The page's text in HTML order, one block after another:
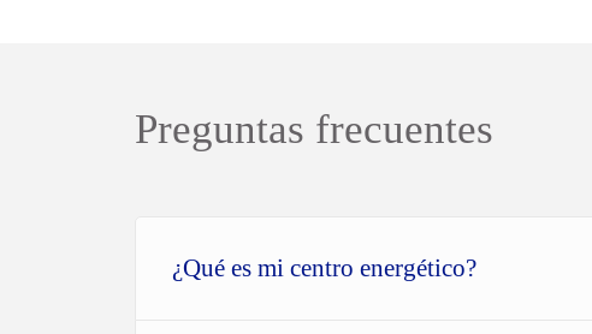
Preguntas frecuentes
¿Qué es mi centro energético?